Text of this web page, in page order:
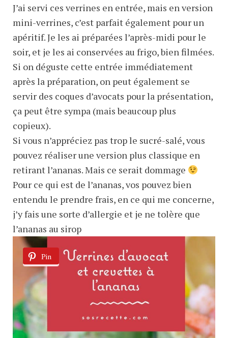
J’ai servi ces verrines en entrée, mais en version
mini-verrines, c’est parfait également pour un
apéritif. Je les ai préparées l’après-midi pour le
soir, et je les ai conservées au frigo, bien filmées.
Si on déguste cette entrée immédiatement
après la préparation, on peut également se
servir des coques d’avocats pour la présentation,
ça peut être sympa (mais beaucoup plus
copieux).
Si vous n’appréciez pas trop le sucré-salé, vous
pouvez réaliser une version plus classique en
retirant l’ananas. Mais ce serait dommage
Pour ce qui est de l’ananas, vos pouvez bien
entendu le prendre frais, en ce qui me concerne,
j’y fais une sorte d’allergie et je ne tolère que
l’ananas au sirop
Pin